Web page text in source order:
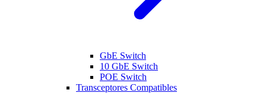
GbE Switch
10 GbE Switch
POE Switch
Transceptores Compatibles